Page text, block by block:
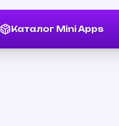
Каталог Mini Apps